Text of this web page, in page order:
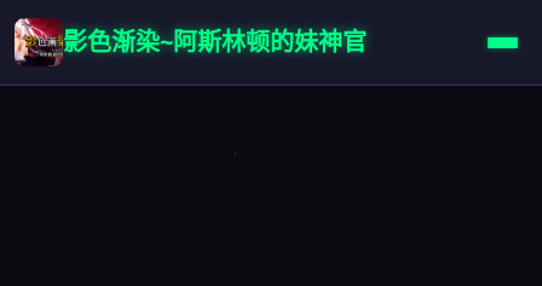
影色渐染~阿斯林顿的妹神官